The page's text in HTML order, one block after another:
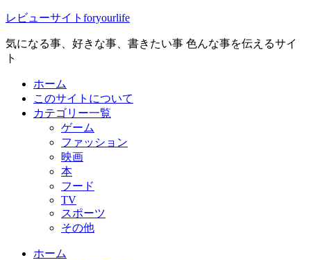
レビューサイトforyourlife
気になる事、好きな事、書きたい事 色んな事を伝えるサイ
ト
ホーム
このサイトについて
カテゴリー一覧
ゲーム
ファッション
映画
本
フード
TV
スポーツ
その他
ホーム